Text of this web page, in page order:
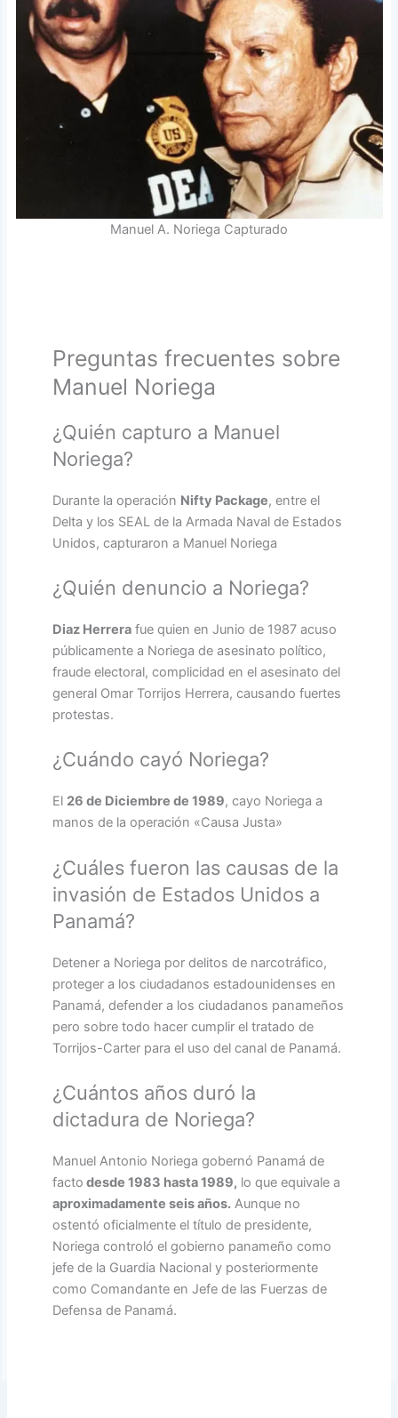
Manuel A. Noriega Capturado
Preguntas frecuentes sobre
Manuel Noriega
¿Quién capturo a Manuel
Noriega?
Durante la operación Nifty Package, entre el
Delta y los SEAL de la Armada Naval de Estados
Unidos, capturaron a Manuel Noriega
¿Quién denuncio a Noriega?
Diaz Herrerafue quien en Junio de 1987 acuso
públicamente a Noriega de asesinato político,
fraude electoral, complicidad en el asesinato del
general Omar Torrijos Herrera, causando fuertes
protestas.
¿Cuándo cayó Noriega?
El 26 de Diciembre de 1989, cayo Noriega a
manos de la operación «Causa Justa»
¿Cuáles fueron las causas de la
invasión de Estados Unidos a
Panamá?
Detener a Noriega por delitos de narcotráfico,
proteger a los ciudadanos estadounidenses en
Panamá, defender a los ciudadanos panameños
pero sobre todo hacer cumplir el tratado de
Torrijos-Carter para el uso del canal de Panamá.
¿Cuántos años duró la
dictadura de Noriega?
Manuel Antonio Noriega gobernó Panamá de
facto desde 1983 hasta 1989, lo que equivale a
aproximadamente seis años.Aunque no
ostentó oficialmente el título de presidente,
Noriega controló el gobierno panameño como
jefe de la Guardia Nacional y posteriormente
como Comandante en Jefe de las Fuerzas de
Defensa de Panamá.